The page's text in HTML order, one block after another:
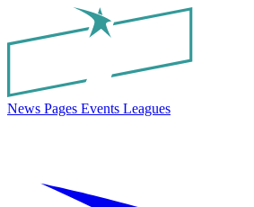
News Pages Events Leagues